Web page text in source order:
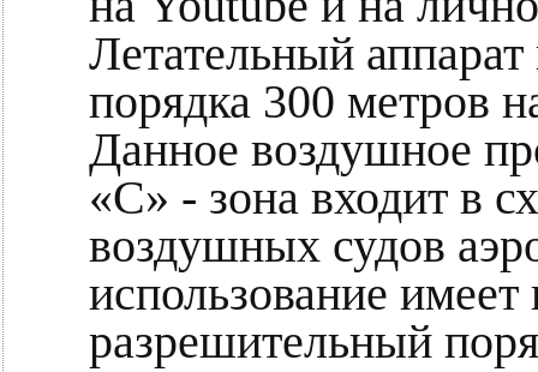
Летательный
порядка 300 метров
Данное воздушное
«С» - зона входит в
воздушных судов
использование
разрешительный